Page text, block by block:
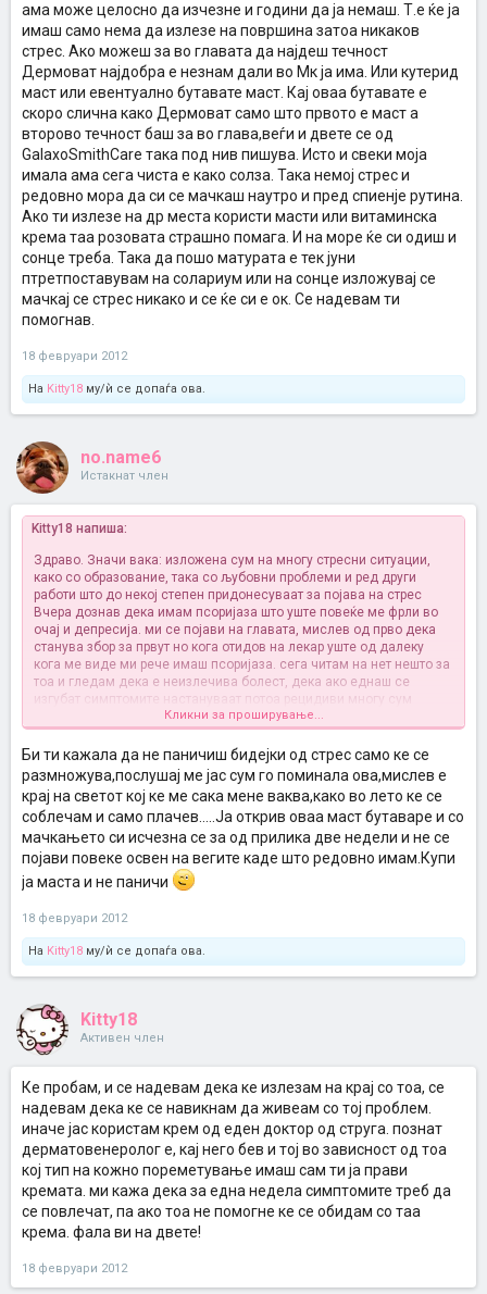
ама може целосно да изчезне и години да ја немаш. Т.е ќе ја
имаш само нема да излезе на површина затоа никаков
стрес. Ако можеш за во главата да најдеш течност
Дермоват најдобра е незнам дали во Мк ја има. Или кутерид
маст или евентуално бутавате маст. Кај оваа бутавате е
скоро слична како Дермоват само што првото е маст а
второво течност баш за во глава,веѓи и двете се од
GalaxoSmithCare така под нив пишува. Исто и свеки моја
имала ама сега чиста е како солза. Така немој стрес и
редовно мора да си се мачкаш наутро и пред спиенје рутина.
Ако ти излезе на др места користи масти или витаминска
крема таа розовата страшно помага. И на море ќе си одиш и
сонце треба. Така да пошо матурата е тек јуни
птретпоставувам на солариум или на сонце изложувај се
мачкај се стрес никако и се ќе си е ок. Се надевам ти
помогнав.
18 февруари 2012
На Kitty18 му/ѝ се допаѓа ова.
no.name6
Истакнат член
Kitty18 напиша:
Здраво. Значи вака: изложена сум на многу стресни ситуации,
како со образование, така со љубовни проблеми и ред други
работи што до некој степен придонесуваат за појава на стрес
Вчера дознав дека имам псоријаза што уште повеќе ме фрли во
очај и депресија. ми се појави на главата, мислев од прво дека
станува збор за првут но кога отидов на лекар уште од далеку
кога ме виде ми рече имаш псоријаза. сега читам на нет нешто за
тоа и гледам дека е неизлечива болест, дека ако еднаш се
изгубат симптомите настануваат потоа рецидиви многу сум
тажна, незнам како ке живеам со тој проблем. оваа година сум
матурантка па ако ми се појави баш тогаш ке си пукнам од мака.
почнав да користам креми и да пијам лекови на природна база,
но прашањето ми е, има ли некој од вас со сличен проблем? како
живеете со тоа? мене ми ствара комплекси, морам да излегувам
мрсна во главата, естетски не е доброи што е најлошо - лек нема
Кликни за проширување...
Би ти кажала да не паничиш бидејки од стрес само ке се
размножува,послушај ме јас сум го поминала ова,мислев е
крај на светот кој ке ме сака мене ваква,како во лето ке се
соблечам и само плачев.....Ја открив оваа маст бутаваре и со
мачкањето си исчезна се за од прилика две недели и не се
појави повеке освен на вегите каде што редовно имам.Купи
ја маста и не паничи
18 февруари 2012
На Kitty18 му/ѝ се допаѓа ова.
Kitty18
Активен член
Ке пробам, и се надевам дека ке излезам на крај со тоа, се
надевам дека ке се навикнам да живеам со тој проблем.
иначе јас користам крем од еден доктор од струга. познат
дерматовенеролог е, кај него бев и тој во зависност од тоа
кој тип на кожно пореметување имаш сам ти ја прави
кремата. ми кажа дека за една недела симптомите треб да
се повлечат, па ако тоа не помогне ке се обидам со таа
крема. фала ви на двете!
18 февруари 2012